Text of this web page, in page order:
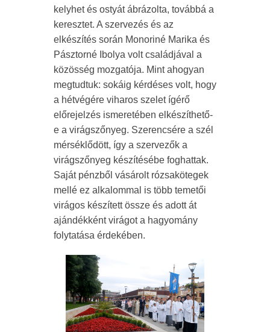
kelyhet és ostyát ábrázolta, továbbá a
keresztet. A szervezés és az
elkészítés során Monoriné Marika és
Pásztorné Ibolya volt családjával a
közösség mozgatója. Mint ahogyan
megtudtuk: sokáig kérdéses volt, hogy
a hétvégére viharos szelet ígérő
előrejelzés ismeretében elkészíthető-
e a virágszőnyeg. Szerencsére a szél
mérséklődött, így a szervezők a
virágszőnyeg készítésébe foghattak.
Saját pénzből vásárolt rózsakötegek
mellé ez alkalommal is több temetői
virágos készített össze és adott át
ajándékként virágot a hagyomány
folytatása érdekében.